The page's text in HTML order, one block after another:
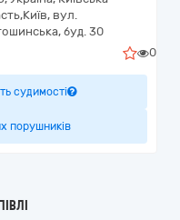
Київ, вул.
буд. 30
0
судимості
порушників